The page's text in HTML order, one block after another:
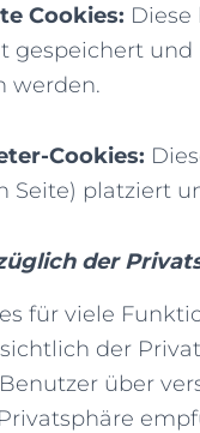
Cookies:
gespeichert
werden.
Cookies:
Seite) platziert
der
für viele
der
über